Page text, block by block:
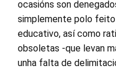
ocasións son
simplemente polo
educativo, así como
obsoletas -que levan
unha falta de